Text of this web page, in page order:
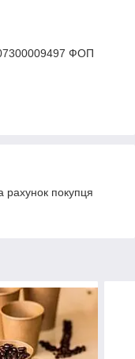
ФОП
рахунок покупця